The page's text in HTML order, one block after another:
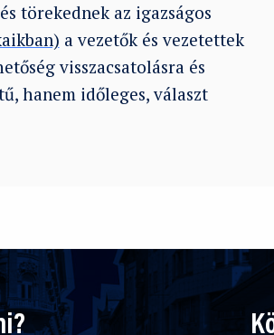
törekednek az igazságos
a vezetők és vezetettek
visszacsatolásra és
hanem időleges, választ